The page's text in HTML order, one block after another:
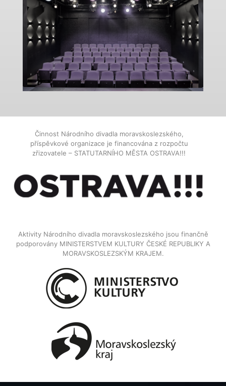
Činnost Národního divadla moravskoslezského,
příspěvkové organizace je financována z rozpočtu
zřizovatele – STATUTARNÍHO MĚSTA OSTRAVA!!!
Aktivity Národního divadla moravskoslezského jsou finančně
podporovány MINISTERSTVEM KULTURY ČESKÉ REPUBLIKY A
MORAVSKOSLEZSKÝM KRAJEM.